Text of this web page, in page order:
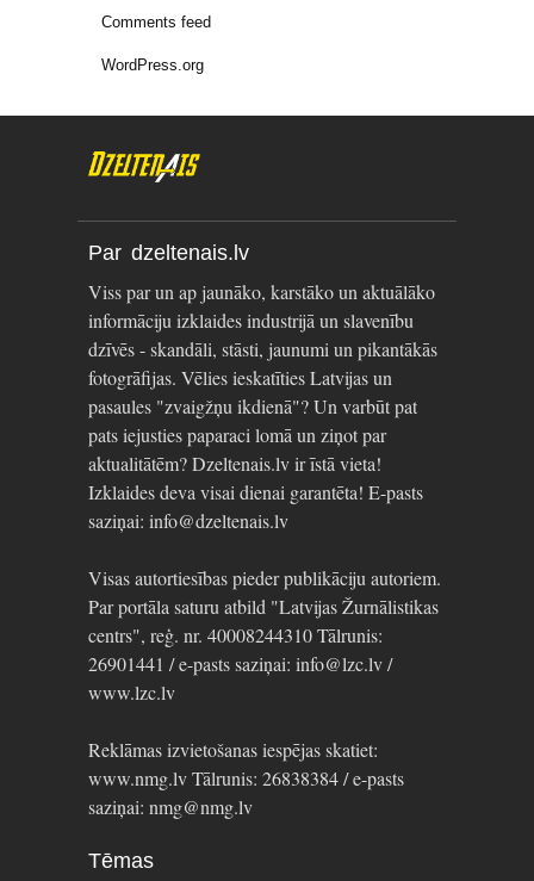
Comments feed
WordPress.org
Par dzeltenais.lv
Viss par un ap jaunāko, karstāko un aktuālāko
informāciju izklaides industrijā un slavenību
dzīvēs - skandāli, stāsti, jaunumi un pikantākās
fotogrāfijas. Vēlies ieskatīties Latvijas un
pasaules "zvaigžņu ikdienā"? Un varbūt pat
pats iejusties paparaci lomā un ziņot par
aktualitātēm? Dzeltenais.lv ir īstā vieta!
Izklaides deva visai dienai garantēta! E-pasts
saziņai: info@dzeltenais.lv
Visas autortiesības pieder publikāciju autoriem.
Par portāla saturu atbild "Latvijas Žurnālistikas
centrs", reģ. nr. 40008244310 Tālrunis:
26901441 / e-pasts saziņai: info@lzc.lv /
www.lzc.lv
Reklāmas izvietošanas iespējas skatiet:
www.nmg.lv Tālrunis: 26838384 / e-pasts
saziņai: nmg@nmg.lv
Tēmas